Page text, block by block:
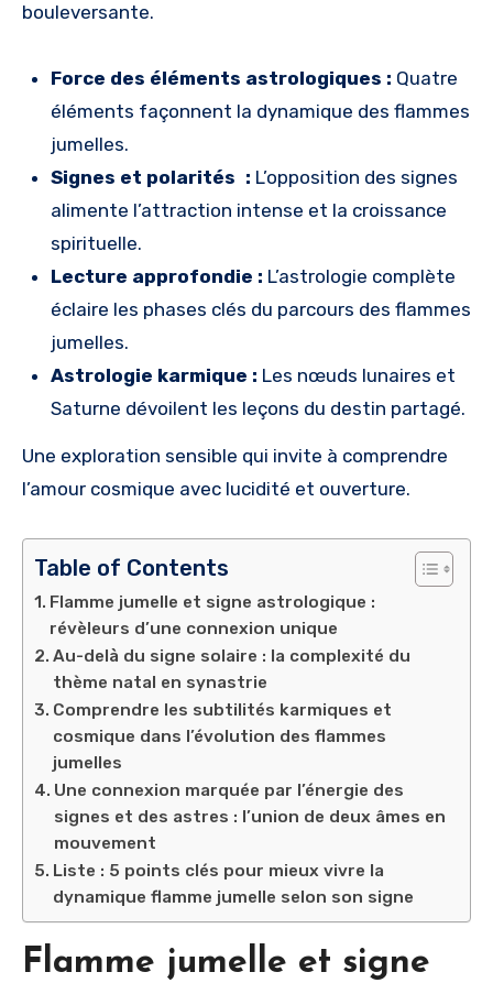
bouleversante.
Force des éléments astrologiques : Quatre
éléments façonnent la dynamique des flammes
jumelles.
Signes et polarités : L’opposition des signes
alimente l’attraction intense et la croissance
spirituelle.
Lecture approfondie : L’astrologie complète
éclaire les phases clés du parcours des flammes
jumelles.
Astrologie karmique : Les nœuds lunaires et
Saturne dévoilent les leçons du destin partagé.
Une exploration sensible qui invite à comprendre
l’amour cosmique avec lucidité et ouverture.
Table of Contents
Flamme jumelle et signe astrologique :
révèleurs d’une connexion unique
Au-delà du signe solaire : la complexité du
thème natal en synastrie
Comprendre les subtilités karmiques et
cosmique dans l’évolution des flammes
jumelles
Une connexion marquée par l’énergie des
signes et des astres : l’union de deux âmes en
mouvement
Liste : 5 points clés pour mieux vivre la
dynamique flamme jumelle selon son signe
Flamme jumelle et signe